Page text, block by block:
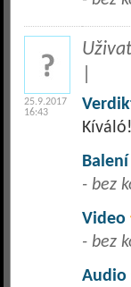
25.9.2017
16:43
Kíváló!
Balení
- bez
Video
- bez
Audio